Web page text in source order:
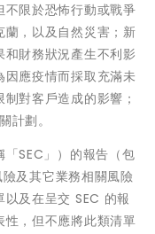
限於恐怖行動或戰爭
，以及自然災害；新
財務狀況產生不利影
應疫情而採取充滿未
對客戶造成的影響；
計劃。
SEC」）的報告（包
及其它業務相關風險
及在呈交 SEC 的報
，但不應將此類清單